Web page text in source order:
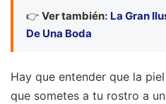
👉 Ver también: La Gran
De Una Boda
Hay que entender que la
que sometes a tu rostro a